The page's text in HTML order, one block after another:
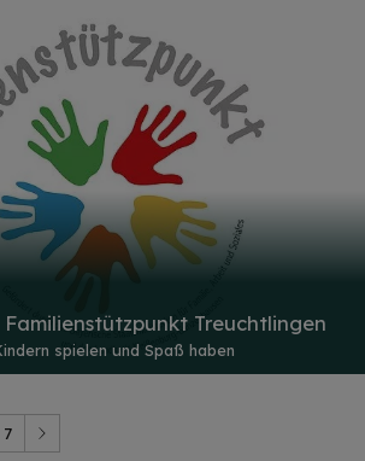
Treuchtlingen
spielen und Spaß haben
7